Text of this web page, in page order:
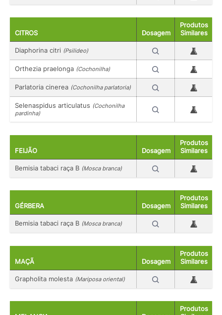
CITROS Dosagem
Produtos
Similares
Diaphorina citri (Psilideo)
Orthezia praelonga (Cochonilha)
Parlatoria cinerea (Cochonilha parlatoria)
Selenaspidus articulatus (Cochonilha
pardinha)
FEIJÃO Dosagem
Produtos
Similares
Bemisia tabaci raça B (Mosca branca)
GÉRBERA Dosagem
Produtos
Similares
Bemisia tabaci raça B (Mosca branca)
MAÇÃ Dosagem
Produtos
Similares
Grapholita molesta (Mariposa oriental)
Produtos